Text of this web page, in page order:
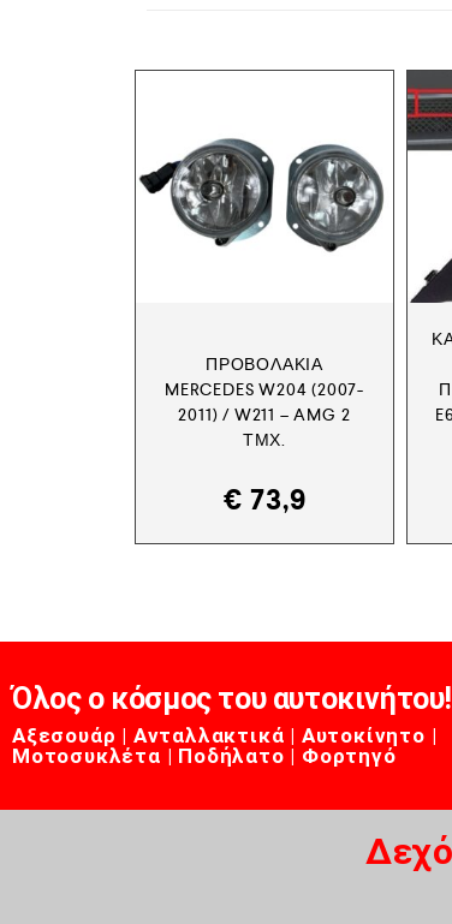
ΠΡΟΒΟΛΆΚΙΑ
MERCEDES W204 (2007-
2011) / W211 – AMG 2
ΤΜΧ.
€ 73,9
Όλος ο κόσμος του αυτοκινήτου!
Αξεσουάρ | Ανταλλακτικά | Αυτοκίνητο |
Μοτοσυκλέτα | Ποδήλατο | Φορτηγό